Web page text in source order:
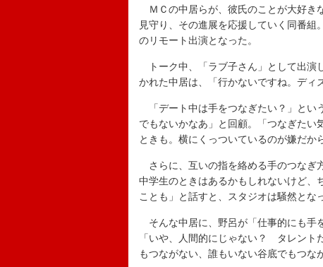
ＭＣの中居らが、彼氏のことが大好き
見守り、その進展を応援していく同番
のリモート出演となった。
トーク中、「ラブ子さん」として出演
かれた中居は、「行かないですね。ディ
「デート中は手をつなぎたい？」とい
でもないかなあ」と回顧。「つなぎた
ときも。横にくっついているのが嫌だか
さらに、互いの指を絡める手のつなぎ
中学生のときはあるかもしれないけど、
ことも」と話すと、スタジオは騒然とな
そんな中居に、野呂が「仕事的にも手
「いや、人間的にじゃない？ タレント
もつながない、誰もいない谷底でもつな